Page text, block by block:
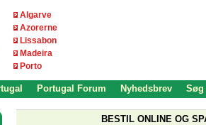
Algarve
Azorerne
Lissabon
Madeira
Porto
Portugal Forum Nyhedsbrev Søg
BESTIL ONLINE OG